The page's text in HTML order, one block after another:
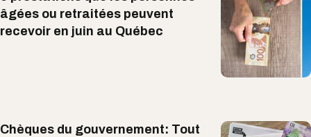
âgées ou retraitées peuvent
recevoir en juin au Québec
Chèques du gouvernement: Tout